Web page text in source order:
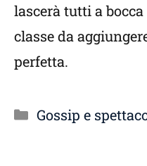
lascerà tutti a
classe da
perfetta.
Categorie
Gossip e